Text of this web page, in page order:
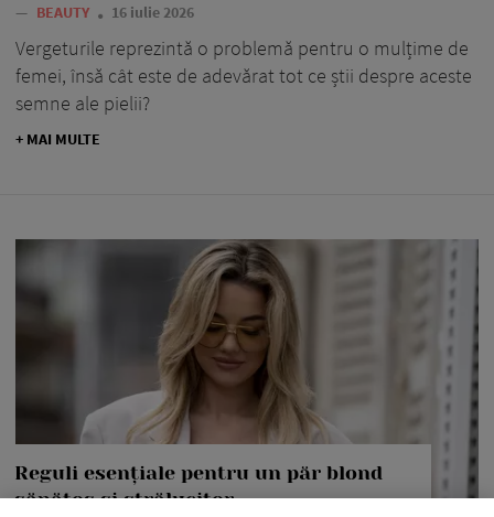
— BEAUTY 16 iulie 2026
Vergeturile reprezintă o problemă pentru o mulțime de
femei, însă cât este de adevărat tot ce știi despre aceste
semne ale pielii?
+ MAI MULTE
Reguli esențiale pentru un păr blond
sănătos și strălucitor